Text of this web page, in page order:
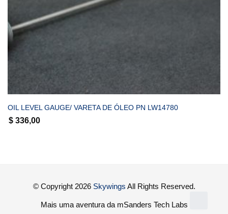
OIL LEVEL GAUGE/ VARETA DE ÓLEO PN LW14780
$ 336,00
© Copyright 2026 Skywings All Rights Reserved.
Mais uma aventura da mSanders Tech Labs